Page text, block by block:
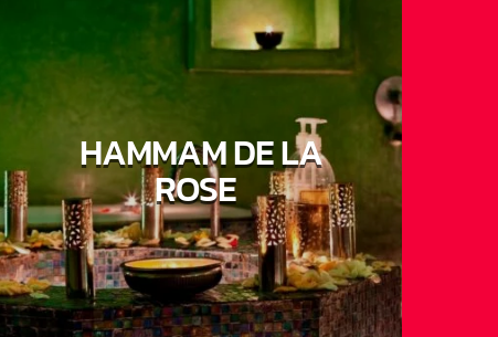
HAMMAM DE LA
ROSE